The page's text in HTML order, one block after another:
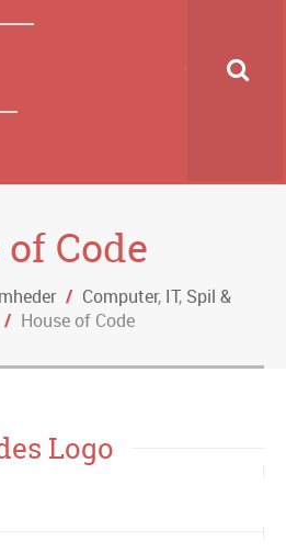
Code
/ Computer, IT, Spil &
/ House of Code